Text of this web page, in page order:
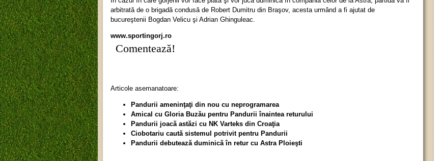
arbitrată de o brigadă condusă de Robert Dumitru din Braşov, acesta urmând a fi ajutat de
bucureştenii Bogdan Velicu şi Adrian Ghinguleac.
www.sportingorj.ro
Comentează!
Articole asemanatoare:
Pandurii ameninţaţi din nou cu neprogramarea
Amical cu Gloria Buzău pentru Pandurii înaintea returului
Pandurii joacă astăzi cu NK Varteks din Croaţia
Ciobotariu caută sistemul potrivit pentru Pandurii
Pandurii debutează duminică în retur cu Astra Ploieşti